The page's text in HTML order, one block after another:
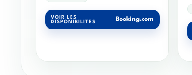
VOIR LES
DISPONIBILITÉS
Booking.com